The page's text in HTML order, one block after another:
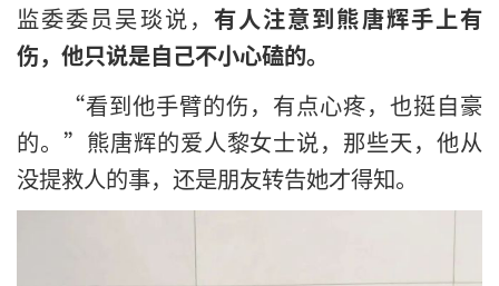
监委委员吴琰说， 有人注意到熊唐辉手上有
伤，他只说是自己不小心磕的。
“看到他手臂的伤，有点心疼，也挺自豪
的。”熊唐辉的爱人黎女士说，那些天，他从
没提救人的事，还是朋友转告她才得知。